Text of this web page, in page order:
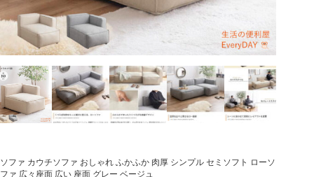
ソファ カウチソファ おしゃれ ふかふか 肉厚 シンプル セミソフト ローソ
ファ 広々座面 広い 座面 グレー ベージュ